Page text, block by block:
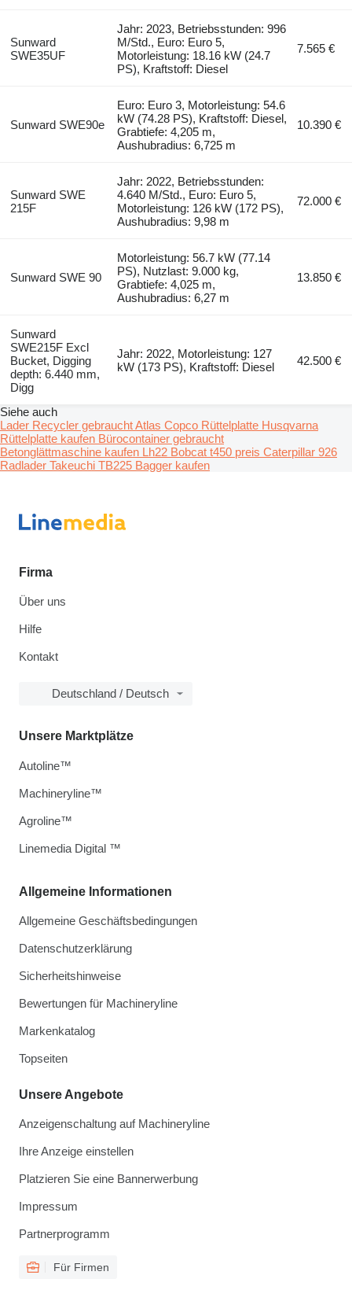
Sunward
SWE35UF
Jahr: 2023, Betriebsstunden: 996
M/Std., Euro: Euro 5,
Motorleistung: 18.16 kW (24.7
PS), Kraftstoff: Diesel
7.565 €
Sunward SWE90e
Euro: Euro 3, Motorleistung: 54.6
kW (74.28 PS), Kraftstoff: Diesel,
Grabtiefe: 4,205 m,
Aushubradius: 6,725 m
10.390 €
Sunward SWE
215F
Jahr: 2022, Betriebsstunden:
4.640 M/Std., Euro: Euro 5,
Motorleistung: 126 kW (172 PS),
Aushubradius: 9,98 m
72.000 €
Sunward SWE 90
Motorleistung: 56.7 kW (77.14
PS), Nutzlast: 9.000 kg,
Grabtiefe: 4,025 m,
Aushubradius: 6,27 m
13.850 €
Sunward
SWE215F Excl
Bucket, Digging
depth: 6.440 mm,
Digg
Jahr: 2022, Motorleistung: 127
kW (173 PS), Kraftstoff: Diesel
42.500 €
Siehe auch
Lader Recycler gebrauchtAtlas Copco Rüttelplatte Husqvarna
Rüttelplatte kaufen Bürocontainer gebraucht
Betonglättmaschine kaufen Lh22 Bobcat t450 preis Caterpillar 926
Radlader Takeuchi TB225 Bagger kaufen
Firma
Über uns
Hilfe
Kontakt
Deutschland / Deutsch
Allgemeine Informationen
Allgemeine Geschäftsbedingungen
Datenschutzerklärung
Sicherheitshinweise
Bewertungen für Machineryline
Markenkatalog
Topseiten
Unsere Angebote
Anzeigenschaltung auf Machineryline
Ihre Anzeige einstellen
Platzieren Sie eine Bannerwerbung
Impressum
Partnerprogramm
Für Firmen
Unsere Marktplätze
Autoline™
Machineryline™
Agroline™
Linemedia Digital ™